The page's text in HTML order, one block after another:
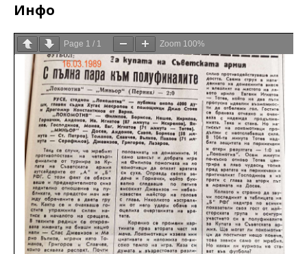
Инфо
Page 1 / 1 Zoom 100%